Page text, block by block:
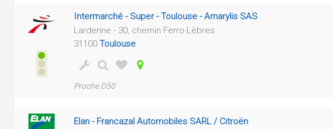
Intermarché - Super - Toulouse - Amarylis SAS
Lardenne - 30, chemin Ferro-Lèbres
31100 Toulouse
Proche D50
Elan - Francazal Automobiles SARL / Citroën